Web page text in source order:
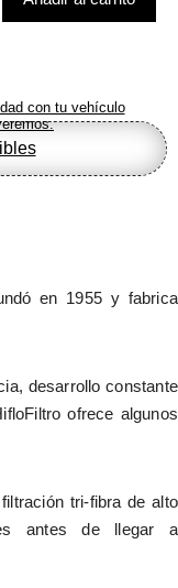
con tu vehículo
en 1955 y fabrica
desarrollo constante
ofrece algunos
tri-fibra de alto
antes de llegar a